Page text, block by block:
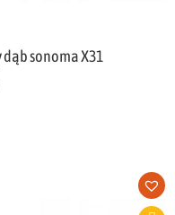
sonoma X31